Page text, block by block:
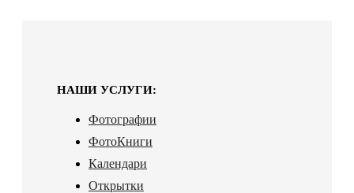
НАШИ УСЛУГИ:
Фотографии
ФотоКниги
Календари
Открытки